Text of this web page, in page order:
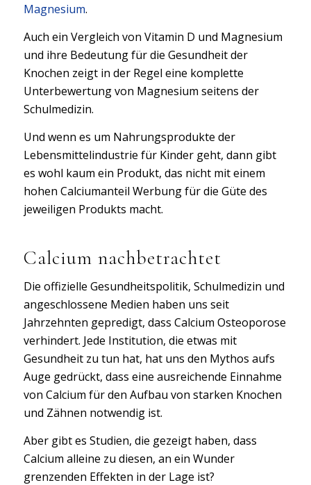
Magnesium.
Auch ein Vergleich von Vitamin D und Magnesium
und ihre Bedeutung für die Gesundheit der
Knochen zeigt in der Regel eine komplette
Unterbewertung von Magnesium seitens der
Schulmedizin.
Und wenn es um Nahrungsprodukte der
Lebensmittelindustrie für Kinder geht, dann gibt
es wohl kaum ein Produkt, das nicht mit einem
hohen Calciumanteil Werbung für die Güte des
jeweiligen Produkts macht.
Calcium nachbetrachtet
Die offizielle Gesundheitspolitik, Schulmedizin und
angeschlossene Medien haben uns seit
Jahrzehnten gepredigt, dass Calcium Osteoporose
verhindert. Jede Institution, die etwas mit
Gesundheit zu tun hat, hat uns den Mythos aufs
Auge gedrückt, dass eine ausreichende Einnahme
von Calcium für den Aufbau von starken Knochen
und Zähnen notwendig ist.
Aber gibt es Studien, die gezeigt haben, dass
Calcium alleine zu diesen, an ein Wunder
grenzenden Effekten in der Lage ist?